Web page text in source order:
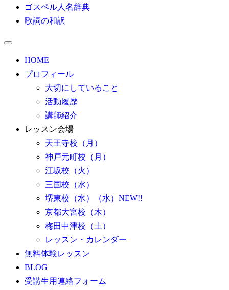
ゴスペル人名辞典
歌詞の和訳
HOME
プロフィール
大切にしていること
活動履歴
講師紹介
レッスン会場
天王寺校（月）
神戸元町校（月）
江坂校（火）
三国校（水）
堺東校（水）（水）NEW!!
京都大宮校（木）
梅田中津校（土）
レッスン・カレンダー
無料体験レッスン
BLOG
受講生用連絡フォーム